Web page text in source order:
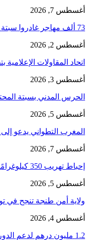
أغسطس 7, 2026
73 ألف مهاجر غادروا سبتة إلى المغرب وعدد القتلى يرتفع لـ71
أغسطس 2, 2026
اتحاد المقاولات
أغسطس 3, 2026
الحرس المدني بسبتة
أغسطس 5, 2026
المغرب التطواني يدعو
أغسطس 7, 2026
إحباط تهريب 350 كيلوغرامًا من الشيرا محشوة داخل قوالب…
أغسطس 5, 2026
ولاية أمن طنجة تنجح في
أغسطس 4, 2026
1.2 مليون درهم لدعم الدورة الـ31 لمهرجان تطوان لسينما البحر…